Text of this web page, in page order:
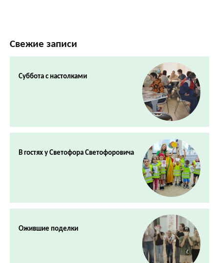
Свежие записи
Суббота с настолками
В гостях у Светофора Светофоровича
Ожившие поделки